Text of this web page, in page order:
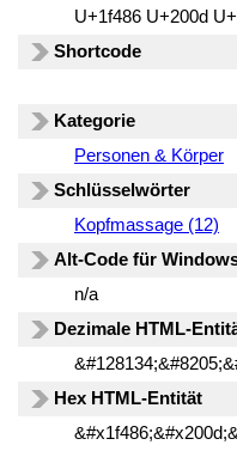
U+1f486 U+200d
Shortcode
Kategorie
Personen & Körper
Schlüsselwörter
Kopfmassage (12)
Alt-Code für
n/a
Dezimale HTML-
Hex HTML-Entität